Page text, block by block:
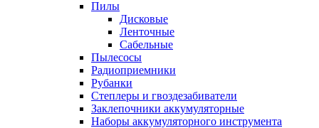
Пилы
Дисковые
Ленточные
Сабельные
Пылесосы
Радиоприемники
Рубанки
Степлеры и гвоздезабиватели
Заклепочники аккумуляторные
Наборы аккумуляторного инструмента